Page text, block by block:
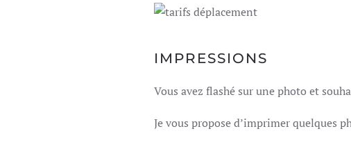
IMPRESSIONS
Vous avez flashé sur une photo et
Je vous propose d’imprimer quelques